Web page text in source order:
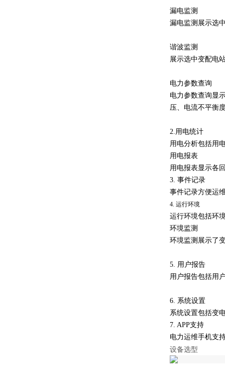
漏电监测
漏电监测展示选
谐波监测
展示选中变配电
电力参数查询
电力参数查询显
压、电流不平衡
2.用电统计
用电分析包括用
用电报表
用电报表显示各
3. 事件记录
事件记录方便运
4. 运行环境
运行环境包括环
环境监测
环境监测展示了
5. 用户报告
用户报告包括用
6. 系统设置
系统设置包括变
7. APP支持
电力运维手机支
设备选型